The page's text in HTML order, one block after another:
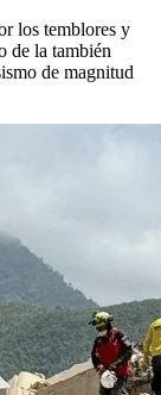
los temblores y
de la también
de magnitud